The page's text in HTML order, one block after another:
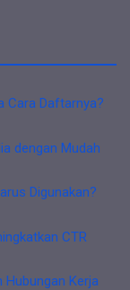
Cara Daftarnya?
dengan Mudah
Digunakan?
CTR
Hubungan Kerja